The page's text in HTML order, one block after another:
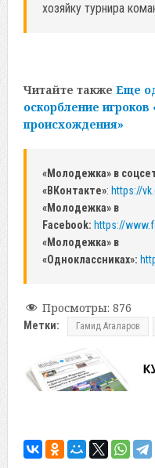
хозяйку турнира
Читайте также Еще
оскорбление
происхождения»
«Молодежка» в
«ВКонтакте»: https://
«Молодежка» в
Facebook: https://
«Молодежка» в
«Одноклассниках»:
Просмотры: 876
Метки: Гамид Агаларов